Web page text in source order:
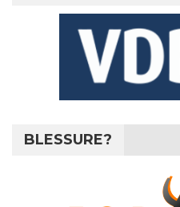
BLESSURE?